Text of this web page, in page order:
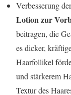
Verbesserung
Lotion zur
beitragen, die
es dicker,
Haarfollikel
und stärkerem
Textur des